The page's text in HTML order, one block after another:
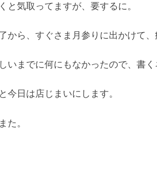
と気取ってますが、要するに。
から、すぐさま月参りに出かけて
いまでに何にもなかったので、書
今日は店じまいにします。
た。